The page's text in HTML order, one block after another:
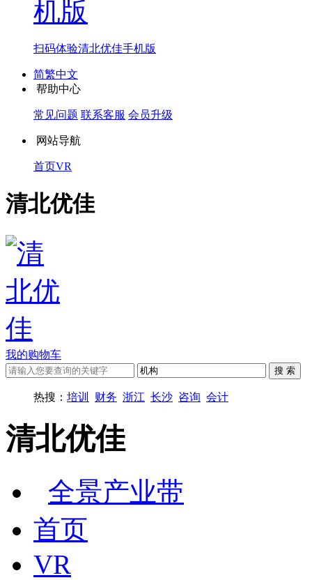
扫码体验清北优佳手机版
简繁中文
帮助中心
常见问题 联系客服 会员升级
网站导航
首页VR
清北优佳
我的购物车
热搜： 培训 财务 浙江 长沙 咨询 会计
清北优佳
全景产业带
首页
VR